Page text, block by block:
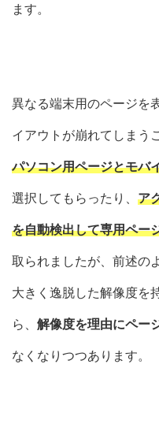
ます。
異なる端末用のページを
イアウトが崩れてしまう
パソコン用ページとモバ
選択してもらったり、 ア
を自動検出して専用ペー
取られましたが、前述の
大きく逸脱した解像度を
ら、 解像度を理由にペー
なくなりつつあります。